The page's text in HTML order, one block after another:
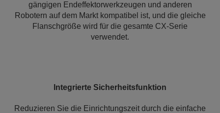
gängigen Endeffektorwerkzeugen und anderen
Robotern auf dem Markt kompatibel ist, und die gleiche
Flanschgröße wird für die gesamte CX-Serie
verwendet.
Integrierte Sicherheitsfunktion
Reduzieren Sie die Einrichtungszeit durch die einfache